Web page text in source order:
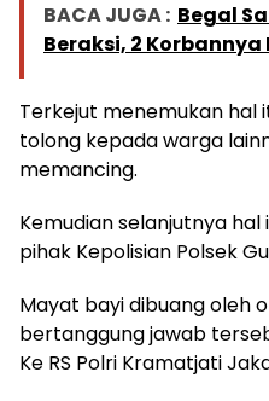
BACA JUGA : Begal
Beraksi, 2 Korbannya
Terkejut menemukan hal
tolong kepada warga
memancing.
Kemudian selanjutnya
pihak Kepolisian Polsek
Mayat bayi dibuang oleh
bertanggung jawab
Ke RS Polri Kramatjati